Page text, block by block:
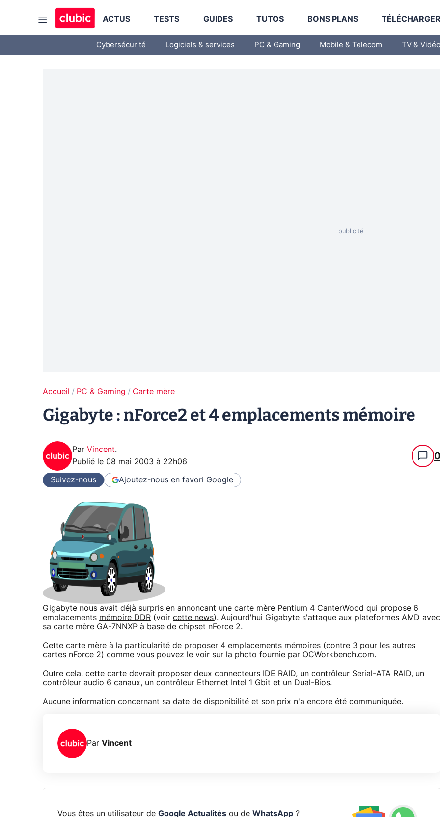
ACTUS TESTS GUIDES TUTOS BONS PLANS
Cybersécurité Logiciels & services PC & Gaming Mobile & Telecom TV & Vidéo
Accueil PC & Gaming Carte mère
Gigabyte : nForce2 et 4 emplacements mémoire
Par Vincent.
Publié le 08 mai 2003 à 22h06 0
Suivez-nous Ajoutez-nous en favori Google
Gigabyte nous avait déjà surpris en annoncant une carte mère Pentium 4 CanterWood qui propose 6
emplacements mémoire DDR (voir cette news). Aujourd'hui Gigabyte s'attaque aux plateformes AMD avec
sa carte mère GA-7NNXP à base de chipset nForce 2.
Cette carte mère à la particularité de proposer 4 emplacements mémoires (contre 3 pour les autres
cartes nForce 2) comme vous pouvez le voir sur la photo fournie par OCWorkbench.com.
Outre cela, cette carte devrait proposer deux connecteurs IDE RAID, un contrôleur Serial-ATA RAID, un
contrôleur audio 6 canaux, un contrôleur Ethernet Intel 1 Gbit et un Dual-Bios.
Aucune information concernant sa date de disponibilité et son prix n'a encore été communiquée.
Par Vincent
Vous êtes un utilisateur de Google Actualitésou de WhatsApp?